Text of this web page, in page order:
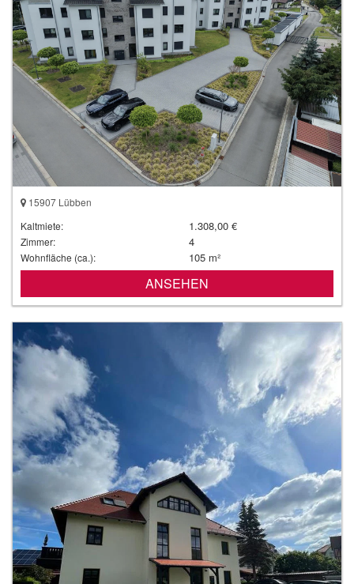
15907 Lübben
Kaltmiete:
1.308,00 €
Zimmer: 4
Wohnfläche (ca.): 105 m²
ANSEHEN